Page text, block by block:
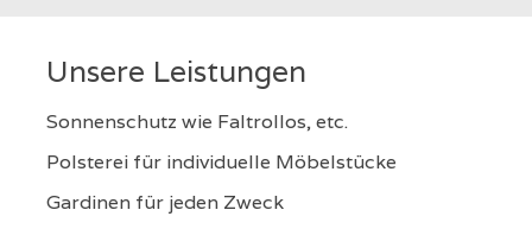
Unsere Leistungen
Sonnenschutz wie Faltrollos, etc.
Polsterei für individuelle Möbelstücke
Gardinen für jeden Zweck